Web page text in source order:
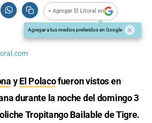
+ Agregar El Litoral en
Agregar a tus medios preferidos en Google
yEl Polacofueron vistos en
durante la noche del domingo 3
Tropitango Bailable de Tigre.